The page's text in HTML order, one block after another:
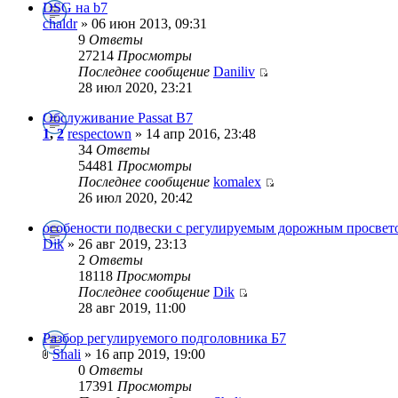
DSG на b7
chaldr» 06 июн 2013, 09:31
9 Ответы
27214 Просмотры
Последнее сообщение Daniliv
28 июл 2020, 23:21
Обслуживание Passat B7
1,2 respectown » 14 апр 2016, 23:48
34 Ответы
54481 Просмотры
Последнее сообщение komalex
26 июл 2020, 20:42
особености подвески с регулируемым дорожным
Dik» 26 авг 2019, 23:13
2 Ответы
18118 Просмотры
Последнее сообщение Dik
28 авг 2019, 11:00
Разбор регулируемого подголовника Б7
Shali » 16 апр 2019, 19:00
0 Ответы
17391 Просмотры